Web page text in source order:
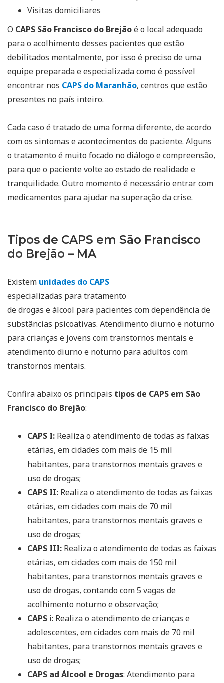
Visitas domiciliares
O CAPS São Francisco do Brejãoé o local adequado
para o acolhimento desses pacientes que estão
debilitados mentalmente, por isso é preciso de uma
equipe preparada e especializada como é possível
encontrar nos CAPS do Maranhão, centros que estão
presentes no país inteiro.
Cada caso é tratado de uma forma diferente, de acordo
com os sintomas e acontecimentos do paciente. Alguns
o tratamento é muito focado no diálogo e compreensão,
para que o paciente volte ao estado de realidade e
tranquilidade. Outro momento é necessário entrar com
medicamentos para ajudar na superação da crise.
Tipos de CAPS em São Francisco
do Brejão – MA
Existem unidades do CAPS
especializadas para tratamento
de drogas e álcool para pacientes com dependência de
substâncias psicoativas. Atendimento diurno e noturno
para crianças e jovens com transtornos mentais e
atendimento diurno e noturno para adultos com
transtornos mentais.
Confira abaixo os principais tipos de CAPS em São
Francisco do Brejão:
CAPS I: Realiza o atendimento de todas as faixas
etárias, em cidades com mais de 15 mil
habitantes, para transtornos mentais graves e
uso de drogas;
CAPS II: Realiza o atendimento de todas as faixas
etárias, em cidades com mais de 70 mil
habitantes, para transtornos mentais graves e
uso de drogas;
CAPS III: Realiza o atendimento de todas as faixas
etárias, em cidades com mais de 150 mil
habitantes, para transtornos mentais graves e
uso de drogas, contando com 5 vagas de
acolhimento noturno e observação;
CAPS i: Realiza o atendimento de crianças e
adolescentes, em cidades com mais de 70 mil
habitantes, para transtornos mentais graves e
uso de drogas;
CAPS ad Álcool e Drogas: Atendimento para